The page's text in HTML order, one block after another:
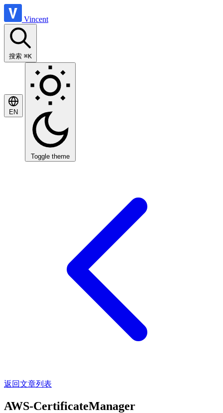
Vincent
搜索 ⌘K
EN
Toggle theme
返回文章列表
AWS-CertificateManager